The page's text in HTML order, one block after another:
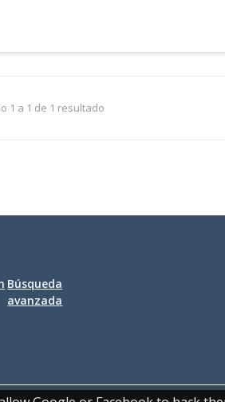
1 a 1 de 1 resultado
Búsqueda
avanzada